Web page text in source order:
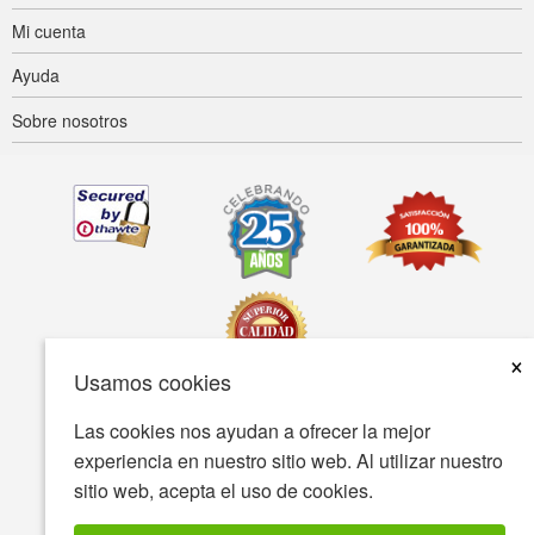
Usamos cookies
×
Las cookies nos ayudan a ofrecer la mejor
experiencia en nuestro sitio web. Al utilizar nuestro
sitio web, acepta el uso de cookies.
Mi cuenta
Ayuda
Sobre nosotros
Accesibilidad Condiciones de uso Política de privacidad
Política de seguridad
© Copyright 2001-2026 BIOVEA Todos los derechos reservados